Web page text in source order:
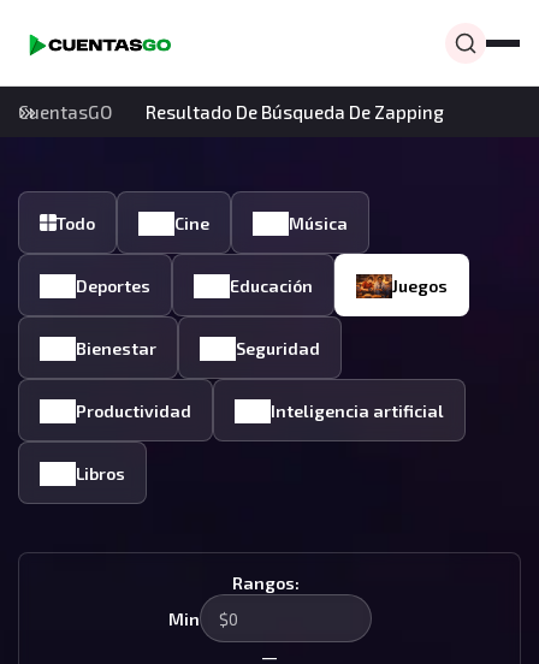
CuentasGO Resultado De Búsqueda De Zapping
Todo Cine Música
Deportes Educación Juegos
Bienestar Seguridad
Productividad Inteligencia artificial
Libros
Rangos:
Min
—